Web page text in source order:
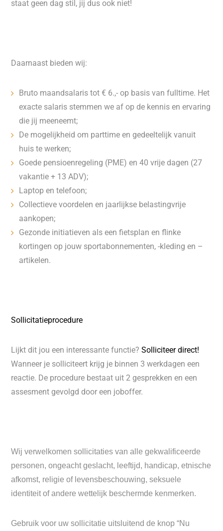
staat geen dag stil, jij dus ook niet!
Daarnaast bieden wij:
Bruto maandsalaris tot € 6.,- op basis van fulltime. Het
exacte salaris stemmen we af op de kennis en ervaring
die jij meeneemt;
De mogelijkheid om parttime en gedeeltelijk vanuit
huis te werken;
Goede pensioenregeling (PME) en 40 vrije dagen (27
vakantie + 13 ADV);
Laptop en telefoon;
Collectieve voordelen en jaarlijkse belastingvrije
aankopen;
Gezonde initiatieven als een fietsplan en flinke
kortingen op jouw sportabonnementen, -kleding en –
artikelen.
Sollicitatieprocedure
Lijkt dit jou een interessante functie? Solliciteer direct!
Wanneer je solliciteert krijg je binnen 3 werkdagen een
reactie. De procedure bestaat uit 2 gesprekken en een
assesment gevolgd door een joboffer.
Wij verwelkomen sollicitaties van alle gekwalificeerde
personen, ongeacht geslacht, leeftijd, handicap, etnische
afkomst, religie of levensbeschouwing, seksuele
identiteit of andere wettelijk beschermde kenmerken.
Gebruik voor uw sollicitatie uitsluitend de knop “Nu